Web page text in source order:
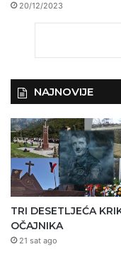
20/12/2023
NAJNOVIJE
TRI DESETLJEĆA
OČAJNIKA
21 sat ago